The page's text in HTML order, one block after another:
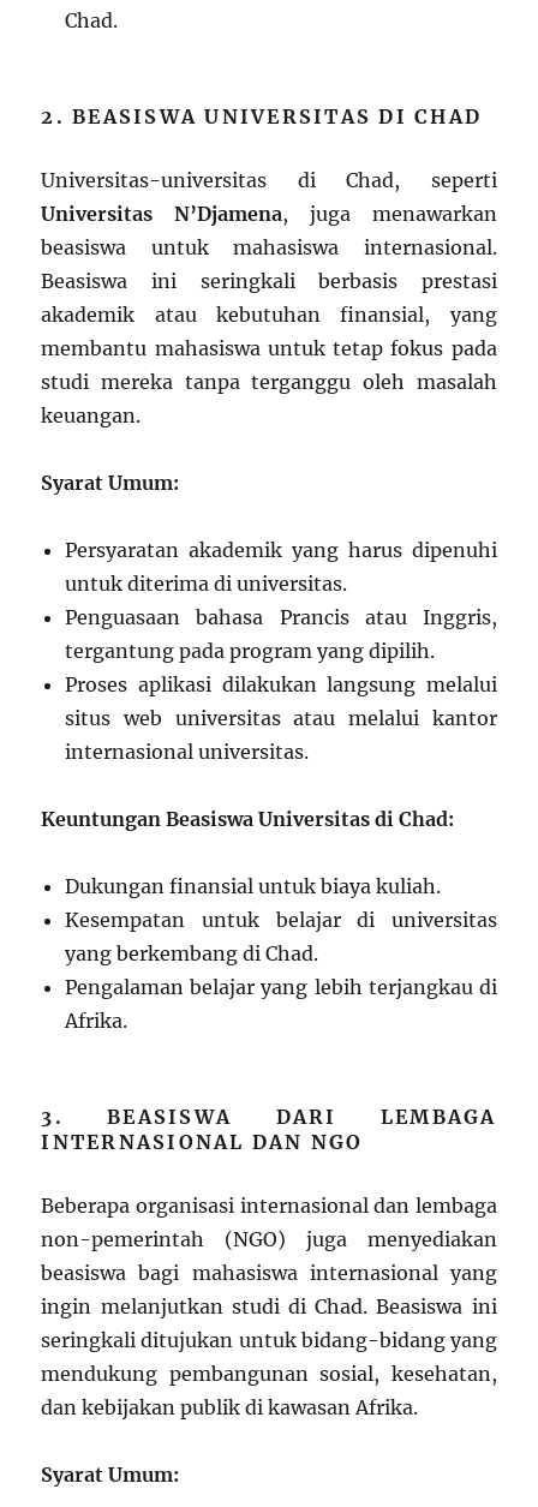
Chad.
2. BEASISWA UNIVERSITAS DI CHAD
Universitas-universitas di Chad, seperti
Universitas N’Djamena, juga menawarkan
beasiswa untuk mahasiswa internasional.
Beasiswa ini seringkali berbasis prestasi
akademik atau kebutuhan finansial, yang
membantu mahasiswa untuk tetap fokus pada
studi mereka tanpa terganggu oleh masalah
keuangan.
Syarat Umum:
Persyaratan akademik yang harus dipenuhi
untuk diterima di universitas.
Penguasaan bahasa Prancis atau Inggris,
tergantung pada program yang dipilih.
Proses aplikasi dilakukan langsung melalui
situs web universitas atau melalui kantor
internasional universitas.
Keuntungan Beasiswa Universitas di Chad:
Dukungan finansial untuk biaya kuliah.
Kesempatan untuk belajar di universitas
yang berkembang di Chad.
Pengalaman belajar yang lebih terjangkau di
Afrika.
3. BEASISWA DARI LEMBAGA
INTERNASIONAL DAN NGO
Beberapa organisasi internasional dan lembaga
non-pemerintah (NGO) juga menyediakan
beasiswa bagi mahasiswa internasional yang
ingin melanjutkan studi di Chad. Beasiswa ini
seringkali ditujukan untuk bidang-bidang yang
mendukung pembangunan sosial, kesehatan,
dan kebijakan publik di kawasan Afrika.
Syarat Umum: